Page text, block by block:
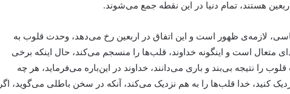
هستند، تمام دنیا در این نقطه جمع می‌شوند.
لازمه‌ی ظهور است و این اتفاق در اربعین رخ می‌دهد، وحدت قلوب به
است و اینگونه خداوند، قلب‌ها را منسجم می‌کند، حال اینکه برخی
قلوب را نتیجه بی‌بند و باری می‌دانند، خداوند در این‌باره می‌فرماید، هر چه
کنید، خدا قلب‌ها را به هم نزدیک می‌کند، آنکه در سخن باطلی می‌گوید، اگر